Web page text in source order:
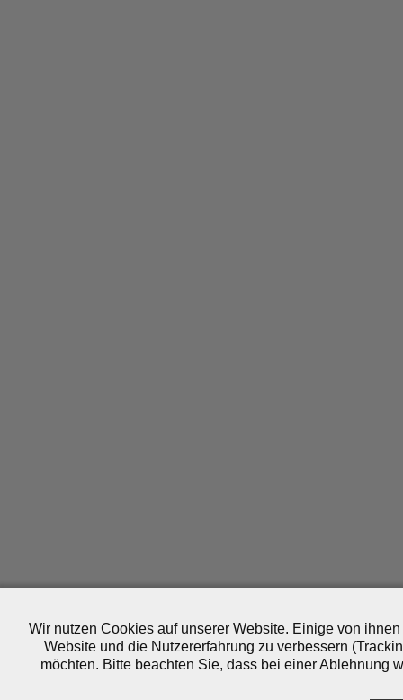
Wir nutzen Cookies auf unserer Website. Einige von
Website und die Nutzererfahrung zu verbessern
möchten. Bitte beachten Sie, dass bei einer Ablehnung